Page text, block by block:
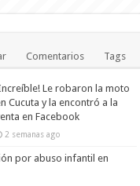
Comentarios Tags
Le robaron la moto
Cucuta y la encontró a la
en Facebook
2 semanas ago
por abuso infantil en